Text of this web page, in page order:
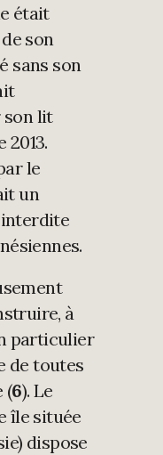
était
son
sans son
son lit
2013.
le
un
à
particulier
de toutes
(6). Le
île située
dispose